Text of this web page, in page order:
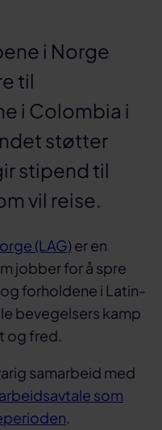
i Norge
til
i Colombia i
støtter
stipend til
vil reise.
(LAG)er en
jobber for å spre
forholdene i Latin-
bevegelsers kamp
og fred.
samarbeid med
som
.